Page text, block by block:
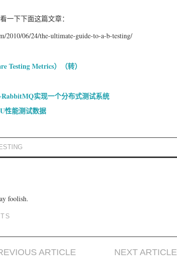
一下下面这篇文章：
2010/06/24/the-ultimate-guide-to-a-b-testing/
Testing Metrics）（转）
实现一个分布式测试系统
性能测试数据
foolish.
ARTICLE NEXT ARTICLE